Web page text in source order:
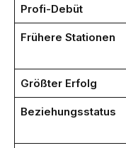
Profi-Debüt
Frühere Stationen
Größter Erfolg
Beziehungsstatus